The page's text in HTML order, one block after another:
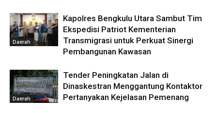
Daerah
Kapolres Bengkulu Utara Sambut Tim
Ekspedisi Patriot Kementerian
Transmigrasi untuk Perkuat Sinergi
Pembangunan Kawasan
Daerah
Tender Peningkatan Jalan di
Dinaskestran Menggantung Kontaktor
Pertanyakan Kejelasan Pemenang